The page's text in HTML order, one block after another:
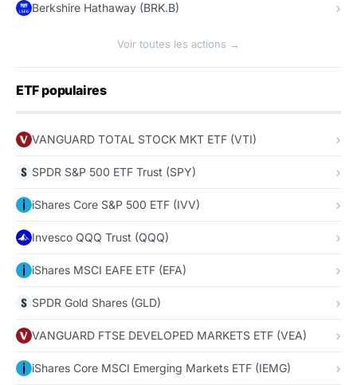
Berkshire Hathaway (BRK.B)
Voir toutes les actions →
ETF populaires
VANGUARD TOTAL STOCK MKT ETF (VTI)
SPDR S&P 500 ETF Trust (SPY)
iShares Core S&P 500 ETF (IVV)
Invesco QQQ Trust (QQQ)
iShares MSCI EAFE ETF (EFA)
SPDR Gold Shares (GLD)
VANGUARD FTSE DEVELOPED MARKETS ETF (VEA)
iShares Core MSCI Emerging Markets ETF (IEMG)